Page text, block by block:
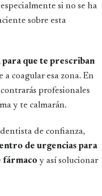
si no se ha
sobre esta
que te prescriban
a coagular esa zona. En
profesionales
y te calmarán.
de confianza,
de urgencias para
fármaco y así solucionar